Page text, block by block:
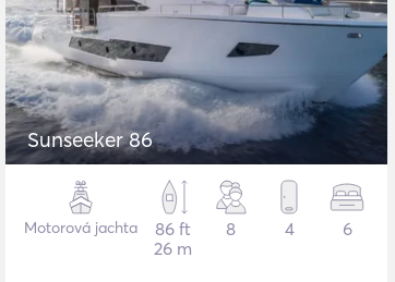
Sunseeker 86
Motorová jachta
86 ft
26 m
8 4 6